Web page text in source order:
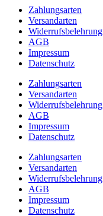
Zahlungsarten
Versandarten
Widerrufsbelehrung
AGB
Impressum
Datenschutz
Zahlungsarten
Versandarten
Widerrufsbelehrung
AGB
Impressum
Datenschutz
Zahlungsarten
Versandarten
Widerrufsbelehrung
AGB
Impressum
Datenschutz